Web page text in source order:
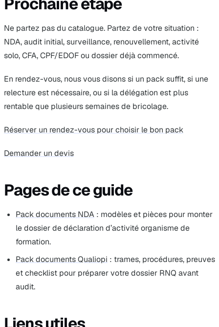
Ne partez pas du catalogue. Partez de votre situation :
NDA, audit initial, surveillance, renouvellement, activité
solo, CFA, CPF/EDOF ou dossier déjà commencé.
En rendez-vous, nous vous disons si un pack suffit, si une
relecture est nécessaire, ou si la délégation est plus
rentable que plusieurs semaines de bricolage.
Réserver un rendez-vous pour choisir le bon pack
Demander un devis
Pages de ce guide
Pack documents NDA : modèles et pièces pour monter
le dossier de déclaration d’activité organisme de
formation.
Pack documents Qualiopi : trames, procédures, preuves
et checklist pour préparer votre dossier RNQ avant
audit.